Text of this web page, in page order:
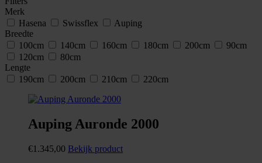
Merk
Hasena
Swissflex
Auping
Breedte
100cm
140cm 160cm 180cm 200cm
90cm
120cm
80cm
Lengte
190cm
200cm 210cm 220cm
Auping Auronde 2000
€1.345,00 Bekijk product